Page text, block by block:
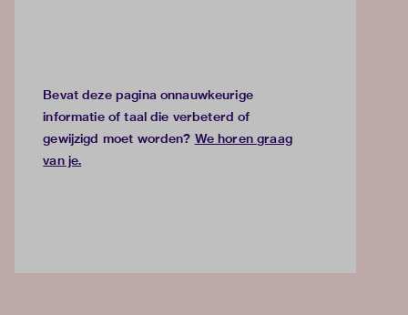
Bevat deze pagina onnauwkeurige
informatie of taal die verbeterd of
gewijzigd moet worden? We horen graag
van je.